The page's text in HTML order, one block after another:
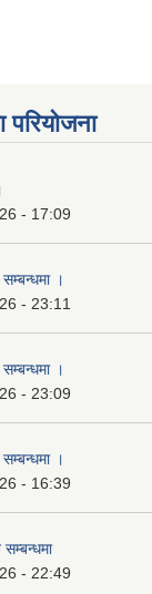
परियोजना
- 17:09
।
- 23:11
।
- 23:09
।
- 16:39
- 22:49